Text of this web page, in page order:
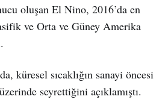
oluşan El Nino, 2016’da en
ve Orta ve Güney Amerika
küresel sıcaklığın sanayi öncesi
seyrettiğini açıklamıştı.